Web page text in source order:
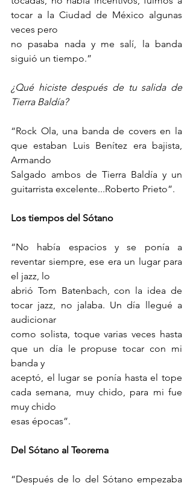
tocar a la Ciudad de México algunas
veces pero
no pasaba nada y me salí, la banda
siguió un tiempo.”
¿Qué hiciste después de tu salida de
Tierra Baldía?
“Rock Ola, una banda de covers en la
que estaban Luis Benítez era bajista,
Armando
Salgado ambos de Tierra Baldía y un
guitarrista excelente...Roberto Prieto”.
Los tiempos del Sótano
“No había espacios y se ponía a
reventar siempre, ese era un lugar para
el jazz, lo
abrió Tom Batenbach, con la idea de
tocar jazz, no jalaba. Un día llegué a
audicionar
como solista, toque varias veces hasta
que un día le propuse tocar con mi
banda y
aceptó, el lugar se ponía hasta el tope
cada semana, muy chido, para mi fue
muy chido
esas épocas”.
Del Sótano al Teorema
“Después de lo del Sótano empezaba